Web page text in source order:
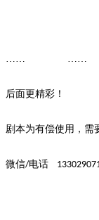
后面更精彩！
剧本为有偿使用，需
微信/电话